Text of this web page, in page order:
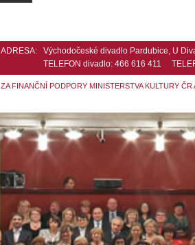
ADRESA: Východočeské divadlo Pardubice, U
TELEFON divadlo: 466 616 411
ZA FINANČNÍ PODPORY MINISTERSTVA KULTURY